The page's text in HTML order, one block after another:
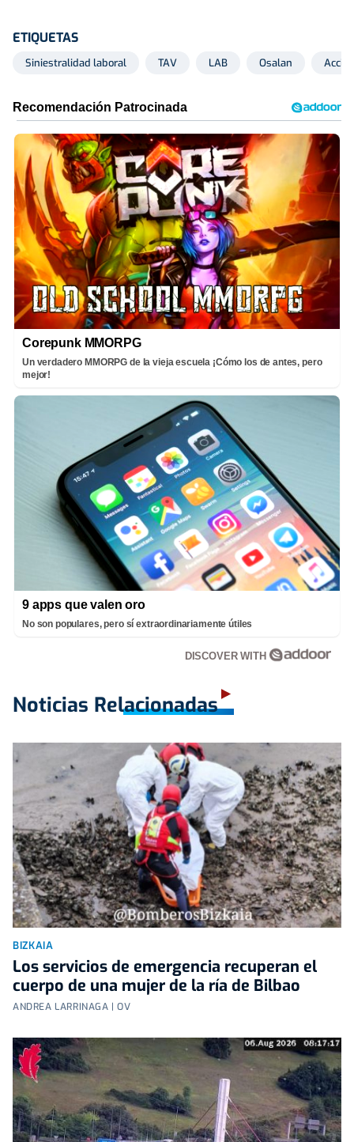
ETIQUETAS
Siniestralidad laboral TAV LAB Osalan
Corepunk MMORPG
Un verdadero MMORPG de la vieja escuela ¡Cómo los de antes, pero
mejor!
9 apps que valen oro
No son populares, pero sí extraordinariamente útiles
DISCOVER WITH
Noticias Relacionadas
BIZKAIA
Los servicios de emergencia recuperan el
cuerpo de una mujer de la ría de Bilbao
ANDREA LARRINAGA | OV